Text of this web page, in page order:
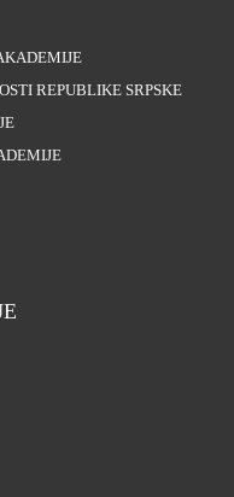
REPUBLIKE SRPSKE